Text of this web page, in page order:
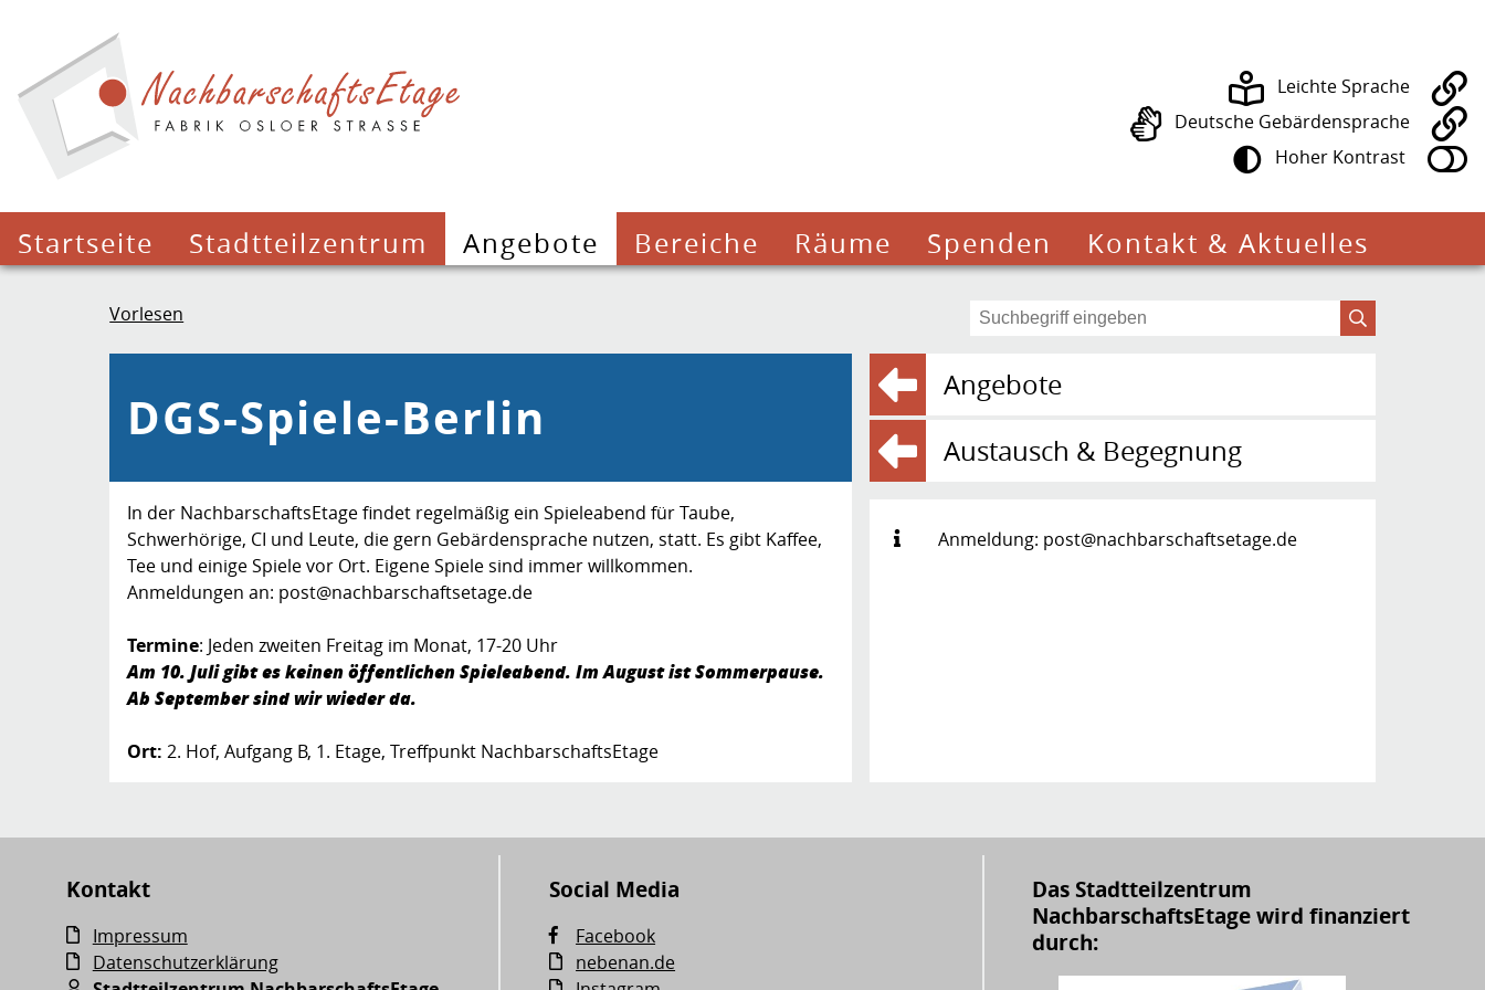
Startseite Stadtteilzentrum Angebote Bereiche Räume Spenden Kontakt & Aktuelles
Leichte Sprache
Deutsche Gebärdensprache
Hoher Kontrast
Vorlesen
DGS-Spiele-Berlin
In der NachbarschaftsEtage findet regelmäßig ein Spieleabend für Taube,
Schwerhörige, CI und Leute, die gern Gebärdensprache nutzen, statt. Es gibt Kaffee,
Tee und einige Spiele vor Ort. Eigene Spiele sind immer willkommen.
Anmeldungen an: post@nachbarschaftsetage.de
Termine: Jeden zweiten Freitag im Monat, 17-20 Uhr
Am 10. Juli gibt es keinen öffentlichen Spieleabend. Im August ist Sommerpause.
Ab September sind wir wieder da.
Ort:2. Hof, Aufgang B, 1. Etage, Treffpunkt NachbarschaftsEtage
Angebote
Austausch & Begegnung
Anmeldung: post@nachbarschaftsetage.de
Kontakt
Impressum
Datenschutzerklärung
Social Media
Facebook
nebenan.de
Das Stadtteilzentrum
NachbarschaftsEtage wird finanziert
durch: